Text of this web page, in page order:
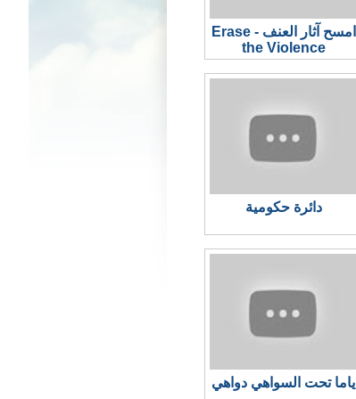
امسح آثار العنف - Erase
the Violence
دائرة حكومية
ياما تحت السواهي دواهي